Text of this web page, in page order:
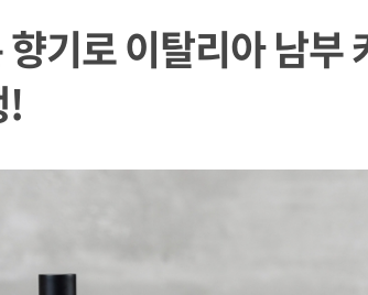
기로 이탈리아 남부
!